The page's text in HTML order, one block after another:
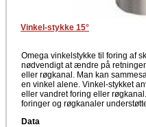
Vinkel-stykke 15°
Omega vinkelstykke til foring af
nødvendigt at ændre på
eller røgkanal. Man kan
en vinkel alene. Vinkel-stykket
eller vandret foring eller
foringer og røgkanaler
Data